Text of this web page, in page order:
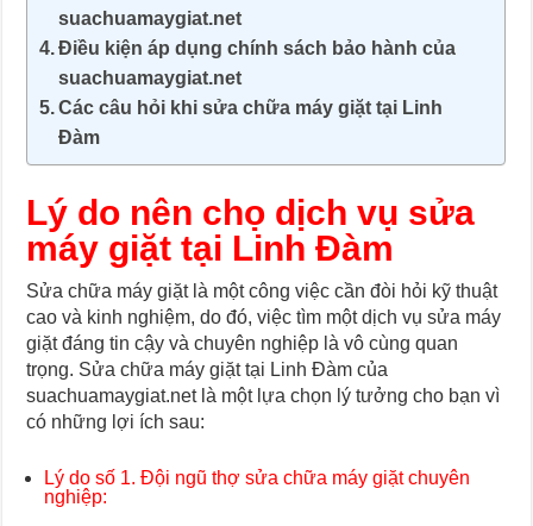
suachuamaygiat.net
Điều kiện áp dụng chính sách bảo hành của
suachuamaygiat.net
Các câu hỏi khi sửa chữa máy giặt tại Linh
Đàm
Lý do nên chọ dịch vụ sửa
máy giặt tại Linh Đàm
Sửa chữa máy giặt là một công việc cần đòi hỏi kỹ thuật
cao và kinh nghiệm, do đó, việc tìm một dịch vụ sửa máy
giặt đáng tin cậy và chuyên nghiệp là vô cùng quan
trọng. Sửa chữa máy giặt tại Linh Đàm của
suachuamaygiat.net là một lựa chọn lý tưởng cho bạn vì
có những lợi ích sau:
Lý do số 1. Đội ngũ thợ sửa chữa máy giặt chuyên
nghiệp: